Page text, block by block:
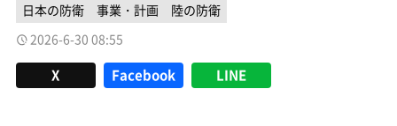
日本の防衛 事業・計画
陸の防衛
2026-6-30 08:55
X Facebook LINE